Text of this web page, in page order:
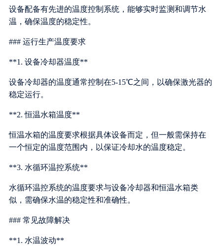
设备配备有先进的温度控制系统，能够实时监测和调节水
温，确保温度的稳定性。
### 运行生产温度要求
**1. 设备冷却器温度**
设备冷却器的温度通常控制在5-15℃之间，以确保激光器的
稳定运行。
**2. 恒温水箱温度**
恒温水箱的温度要求根据具体设备而定，但一般需保持在
一个恒定的温度范围内，以保证冷却水的温度稳定。
**3. 水循环温控系统**
水循环温控系统的温度要求与设备冷却器和恒温水箱类
似，需确保水温的稳定性和准确性。
### 常见故障解决
**1. 水温波动**